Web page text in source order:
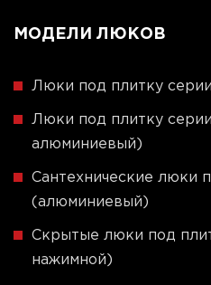
МОДЕЛИ ЛЮКОВ
Люки под плитку
Люки под плитку
алюминиевый)
Сантехнические люки
(алюминиевый)
Скрытые люки под
нажимной)